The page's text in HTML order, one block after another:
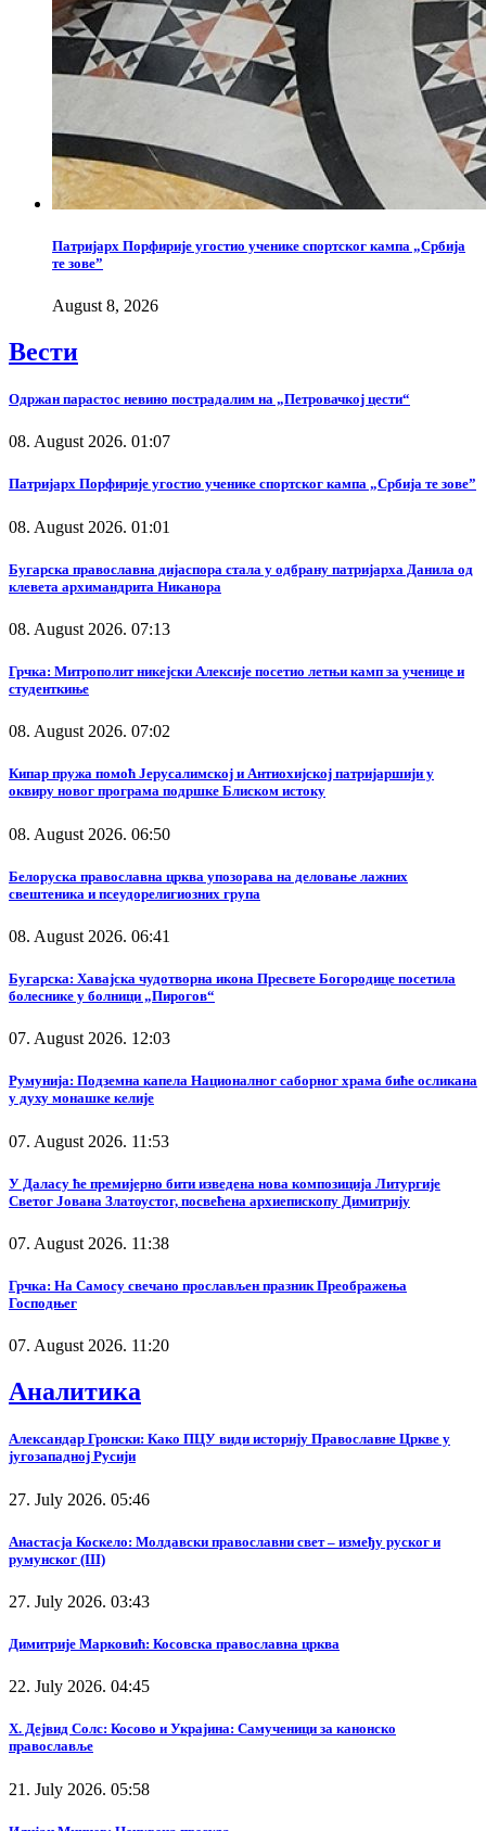
Патријарх Порфирије угостио ученике спортског кампа „Србија
те зове”
August 8, 2026
Вести
Одржан парастос невино пострадалим на „Петровачкој цести“
08. August 2026. 01:07
Патријарх Порфирије угостио ученике спортског кампа „Србија те зове”
08. August 2026. 01:01
Бугарска православна дијаспора стала у одбрану патријарха Данила од
клевета архимандрита Никанора
08. August 2026. 07:13
Грчка: Митрополит никејски Алексије посетио летњи камп за ученице и
студенткиње
08. August 2026. 07:02
Кипар пружа помоћ Јерусалимској и Антиохијској патријаршији у
оквиру новог програма подршке Блиском истоку
08. August 2026. 06:50
Белоруска православна црква упозорава на деловање лажних
свештеника и псеудорелигиозних група
08. August 2026. 06:41
Бугарска: Хавајска чудотворна икона Пресвете Богородице посетила
болеснике у болници „Пирогов“
07. August 2026. 12:03
Румунија: Подземна капела Националног саборног храма биће осликана
у духу монашке келије
07. August 2026. 11:53
У Даласу ће премијерно бити изведена нова композиција Литургије
Светог Јована Златоустог, посвећена архиепископу Димитрију
07. August 2026. 11:38
Грчка: На Самосу свечано прослављен празник Преображења
Господњег
07. August 2026. 11:20
Аналитика
Александар Гронски: Како ПЦУ види историју Православне Цркве у
југозападној Русији
27. July 2026. 05:46
Анастасја Коскело: Молдавски православни свет – између руског и
румунског (III)
27. July 2026. 03:43
Димитрије Марковић: Косовска православна црква
22. July 2026. 04:45
Х. Дејвид Солс: Косово и Украјина: Самученици за канонско
православље
21. July 2026. 05:58